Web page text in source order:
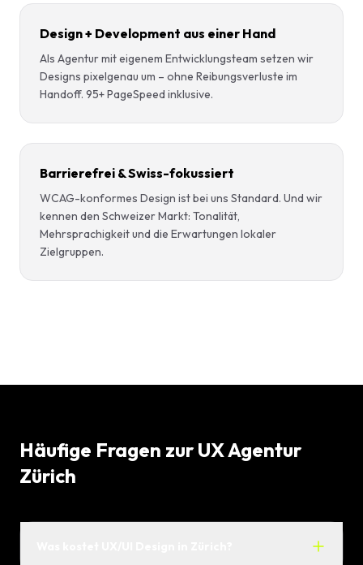
Design + Development aus einer Hand
Als Agentur mit eigenem Entwicklungsteam setzen wir
Designs pixelgenau um – ohne Reibungsverluste im
Handoff. 95+ PageSpeed inklusive.
Barrierefrei & Swiss-fokussiert
WCAG-konformes Design ist bei uns Standard. Und wir
kennen den Schweizer Markt: Tonalität,
Mehrsprachigkeit und die Erwartungen lokaler
Zielgruppen.
Häufige Fragen zur UX Agentur
Zürich